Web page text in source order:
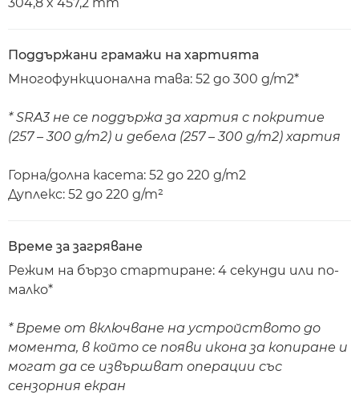
Поддържани грамажи на хартията
Многофункционална тава: 52 до 300 g/m2*
* SRA3 не се поддържа за хартия с покритие
(257 – 300 g/m2) и дебела (257 – 300 g/m2) хартия
Горна/долна касета: 52 до 220 g/m2
Дуплекс: 52 до 220 g/m²
Време за загряване
Режим на бързо стартиране: 4 секунди или по-
малко*
* Време от включване на устройството до
момента, в който се появи икона за копиране и
могат да се извършват операции със
сензорния екран